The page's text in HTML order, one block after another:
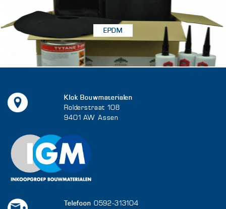
EPDM
Klok Bouwmaterialen
Rolderstraat 108
9401 AW Assen
Telefoon 0592-313104